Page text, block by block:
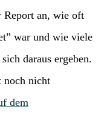
Report an, wie oft
war und wie viele
daraus ergeben.
noch nicht
dem